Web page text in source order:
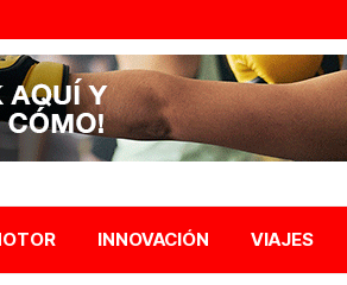
INNOVACIÓN VIAJES